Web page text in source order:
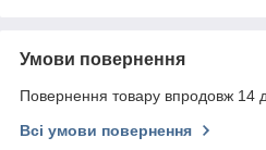
Умови повернення
Повернення товару впродовж 14
Всі умови повернення